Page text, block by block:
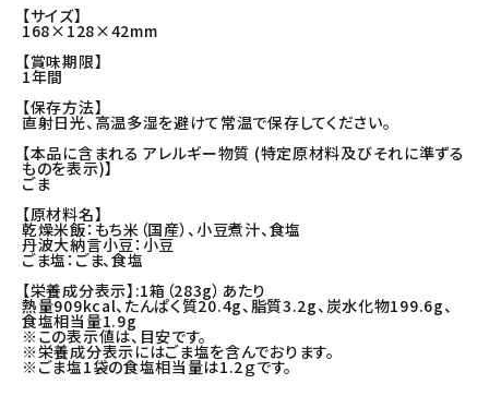
【サイズ】
168×128×42mm
【賞味期限】
1年間
【保存方法】
直射日光、高温多湿を避けて常温で保存してください。
【本品に含まれる アレルギー物質 (特定原材料及びそれに準ずる
ものを表示)】
ごま
【原材料名】
乾燥米飯：もち米（国産）、小豆煮汁、食塩
丹波大納言小豆：小豆
ごま塩：ごま、食塩
【栄養成分表示】:1箱（283g）あたり
熱量909kcal、たんぱく質20.4g、脂質3.2g、炭水化物199.6g、
食塩相当量1.9g
※この表示値は、目安です。
※栄養成分表示にはごま塩を含んでおります。
※ごま塩1袋の食塩相当量は1.2ｇです。